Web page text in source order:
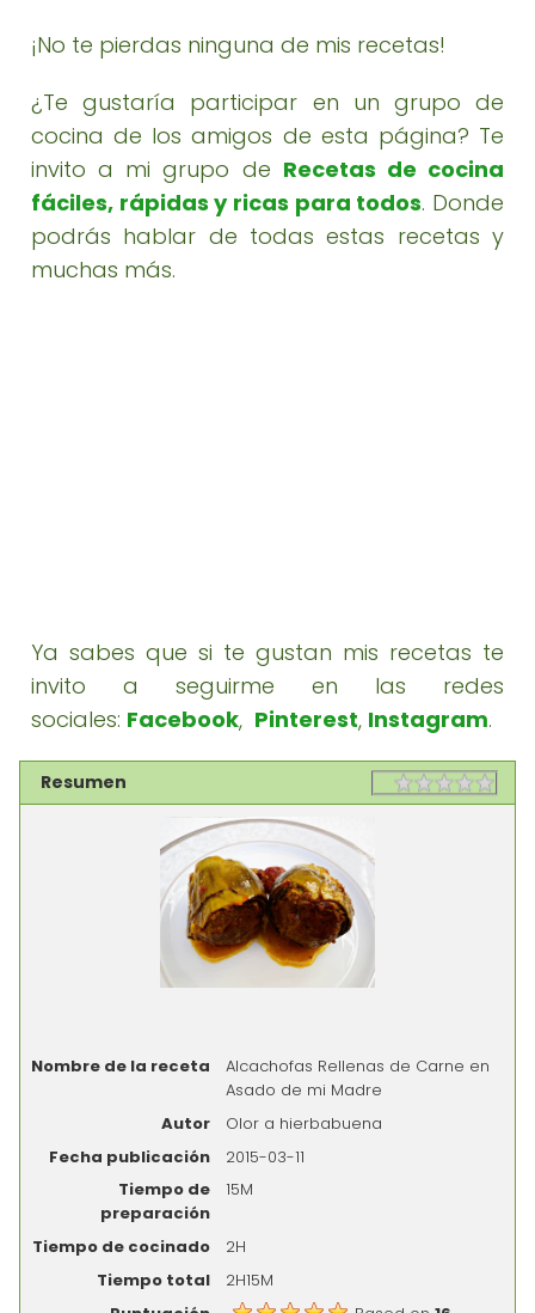
¡No te pierdas ninguna de mis recetas!
¿Te gustaría participar en un grupo de
cocina de los amigos de esta página? Te
invito a mi grupo de Recetas de cocina
fáciles, rápidas y ricas para todos. Donde
podrás hablar de todas estas recetas y
muchas más.
Ya sabes que si te gustan mis recetas te
invito a seguirme en las redes
sociales: Facebook, Pinterest, Instagram.
Resumen Rating
Nombre de la receta
Alcachofas Rellenas de Carne en
Asado de mi Madre
Autor
Olor a hierbabuena
Fecha publicación
2015-03-11
Tiempo de
preparación
15M
Tiempo de cocinado
2H
Tiempo total
2H15M